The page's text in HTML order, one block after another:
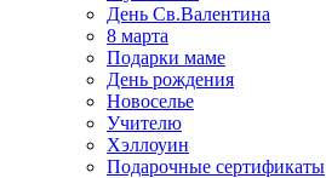
День Св.Валентина
8 марта
Подарки маме
День рождения
Новоселье
Учителю
Хэллоуин
Подарочные сертификаты